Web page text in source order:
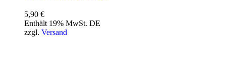
5,90 €
Enthält 19% MwSt. DE
zzgl. Versand